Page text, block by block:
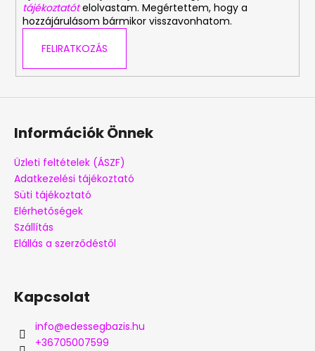
tájékoztatót elolvastam. Megértettem, hogy a
hozzájárulásom bármikor visszavonhatom.
FELIRATKOZÁS
Információk Önnek
Üzleti feltételek (ÁSZF)
Adatkezelési tájékoztató
Süti tájékoztató
Elérhetőségek
Szállítás
Elállás a szerződéstől
Kapcsolat
info@edessegbazis.hu
+36705007599